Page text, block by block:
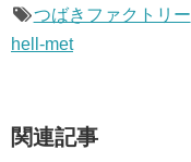
つばきファクトリー
hell-met
関連記事